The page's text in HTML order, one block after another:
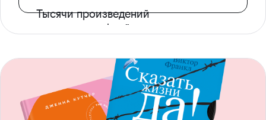
Тысячи произведений
с доступом офлайн